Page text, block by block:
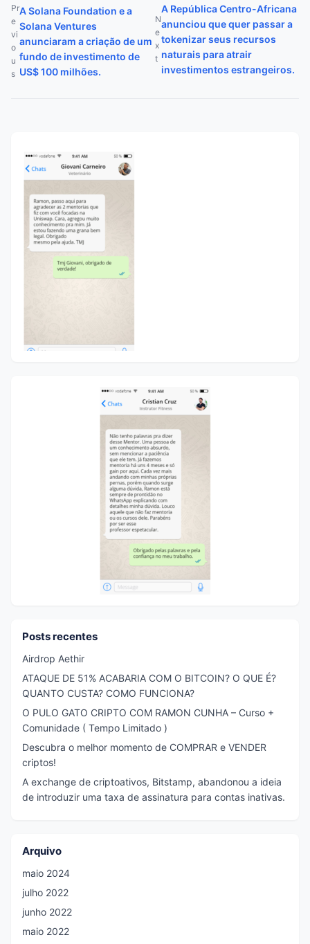
Navegação de Post
Pr
e
vi
o
u
s
A Solana Foundation e a
Solana Ventures
anunciaram a criação de um
fundo de investimento de
US$ 100 milhões.
N
e
x
t
A República Centro-Africana
anunciou que quer passar a
tokenizar seus recursos
naturais para atrair
investimentos estrangeiros.
Posts recentes
Airdrop Aethir
ATAQUE DE 51% ACABARIA COM O BITCOIN? O QUE É?
QUANTO CUSTA? COMO FUNCIONA?
O PULO GATO CRIPTO COM RAMON CUNHA – Curso +
Comunidade ( Tempo Limitado )
Descubra o melhor momento de COMPRAR e VENDER
criptos!
A exchange de criptoativos, Bitstamp, abandonou a ideia
de introduzir uma taxa de assinatura para contas inativas.
Arquivo
maio 2024
julho 2022
junho 2022
maio 2022